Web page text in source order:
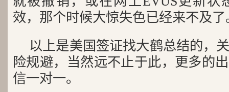
效，那个时候大惊失色已经来不及了
以上是美国签证找大鹤总结的，
险规避，当然远不止于此，更多的
信一对一。